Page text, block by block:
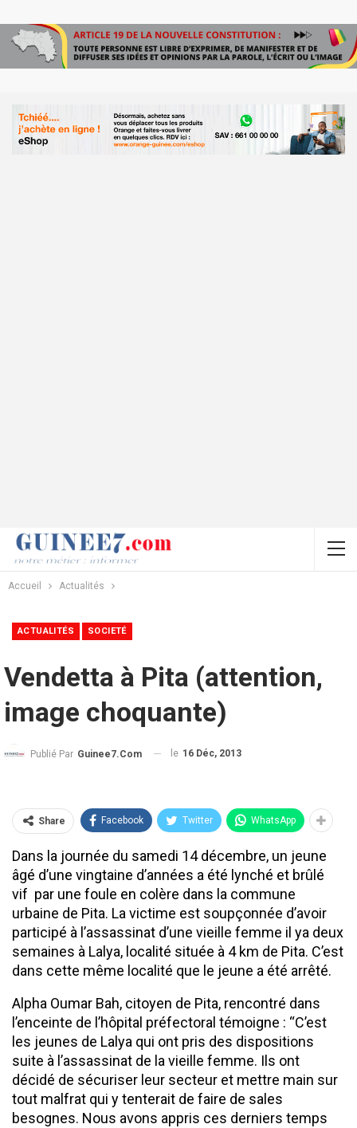
Accueil Actualités
ACTUALITÉS SOCIETÉ
Vendetta à Pita (attention,
image choquante)
Publié Par Guinee7.com le 16 Déc, 2013
Share Facebook Twitter WhatsApp
Dans la journée du samedi 14 décembre, un jeune
âgé d’une vingtaine d’années a été lynché et brûlé
vif par une foule en colère dans la commune
urbaine de Pita. La victime est soupçonnée d’avoir
participé à l’assassinat d’une vieille femme il ya deux
semaines à Lalya, localité située à 4 km de Pita. C’est
dans cette même localité que le jeune a été arrêté.
Alpha Oumar Bah, citoyen de Pita, rencontré dans
l’enceinte de l’hôpital préfectoral témoigne : ‘‘C’est
les jeunes de Lalya qui ont pris des dispositions
suite à l’assassinat de la vieille femme. Ils ont
décidé de sécuriser leur secteur et mettre main sur
tout malfrat qui y tenterait de faire de sales
besognes. Nous avons appris ces derniers temps